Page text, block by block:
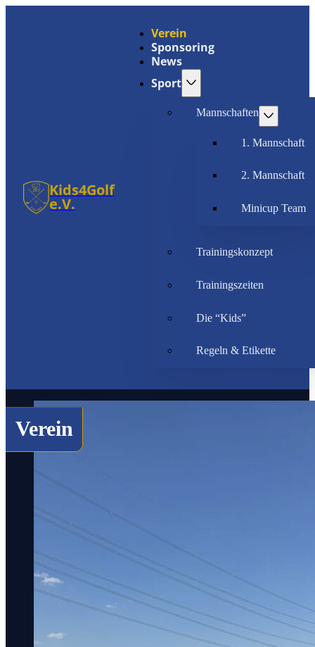
Kids4Golf
e.V.
Verein
Sponsoring
News
Sport
Mannschaften
1. Mannschaft
2. Mannschaft
Minicup Team
Trainingskonzept
Trainingszeiten
Die “Kids”
Regeln & Etikette
Verein